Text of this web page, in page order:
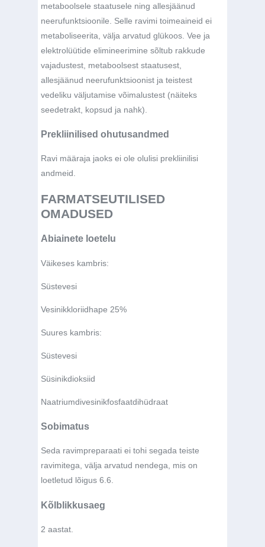
metaboolsele staatusele ning allesjäänud
neerufunktsioonile. Selle ravimi toimeaineid ei
metaboliseerita, välja arvatud glükoos. Vee ja
elektrolüütide elimineerimine sõltub rakkude
vajadustest, metaboolsest staatusest,
allesjäänud neerufunktsioonist ja teistest
vedeliku väljutamise võimalustest (näiteks
seedetrakt, kopsud ja nahk).
Prekliinilised ohutusandmed
Ravi määraja jaoks ei ole olulisi prekliinilisi
andmeid.
FARMATSEUTILISED
OMADUSED
Abiainete loetelu
Väikeses kambris:
Süstevesi
Vesinikkloriidhape 25%
Suures kambris:
Süstevesi
Süsinikdioksiid
Naatriumdivesinikfosfaatdihüdraat
Sobimatus
Seda ravimpreparaati ei tohi segada teiste
ravimitega, välja arvatud nendega, mis on
loetletud lõigus 6.6.
Kõlblikkusaeg
2 aastat.